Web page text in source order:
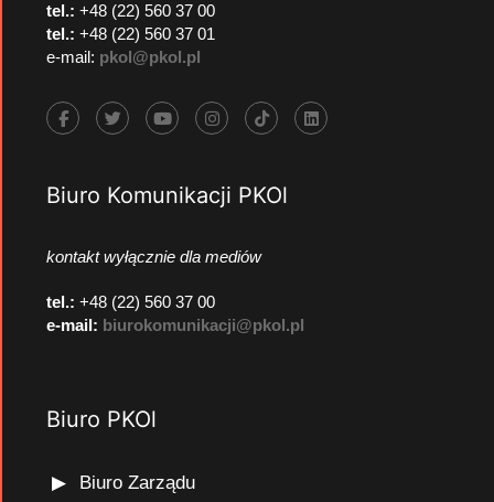
tel.: +48 (22) 560 37 00
tel.: +48 (22) 560 37 01
e-mail: pkol@pkol.pl
Biuro Komunikacji PKOl
kontakt wyłącznie dla mediów
tel.: +48 (22) 560 37 00
e-mail: biurokomunikacji@pkol.pl
Biuro PKOl
Biuro Zarządu